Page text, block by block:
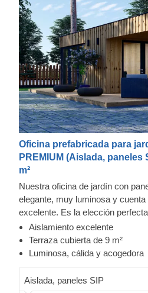
Oficina prefabricada para
PREMIUM (Aislada, paneles
m²
Nuestra oficina de jardín con
elegante, muy luminosa y
excelente. Es la elección
espacio de trabajo personal
exacto cuenta con una
permite estar cómodamente al
paneles SIP (paneles
con ventanas y puertas de PVC,
Aislamiento excelente
Terraza cubierta de 9 m²
Luminosa, cálida y acogedora
Aislada, paneles SIP